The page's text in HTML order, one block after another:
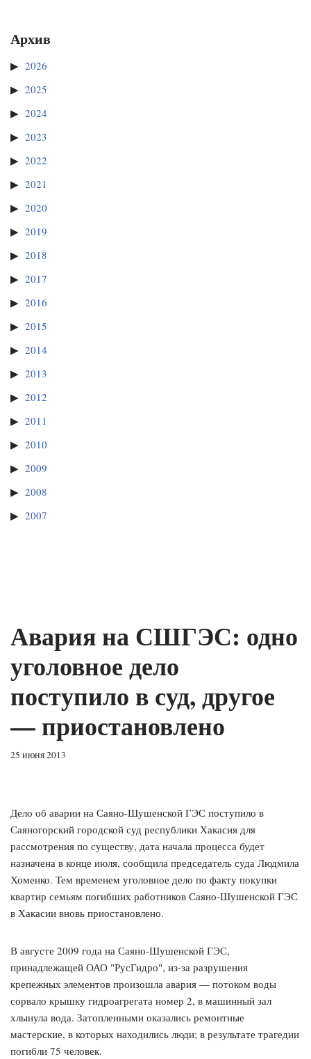
Архив
2026
2025
2024
2023
2022
2021
2020
2019
2018
2017
2016
2015
2014
2013
2012
2011
2010
2009
2008
2007
Авария на СШГЭС: одно
уголовное дело
поступило в суд, другое
— приостановлено
25 июня 2013
Дело об аварии на Саяно-Шушенской ГЭС поступило в
Саяногорский городской суд республики Хакасия для
рассмотрения по существу, дата начала процесса будет
назначена в конце июля, сообщила председатель суда Людмила
Хоменко. Тем временем уголовное дело по факту покупки
квартир семьям погибших работников Саяно-Шушенской ГЭС
в Хакасии вновь приостановлено.
В августе 2009 года на Саяно-Шушенской ГЭС,
принадлежащей ОАО "РусГидро", из-за разрушения
крепежных элементов произошла авария — потоком воды
сорвало крышку гидроагрегата номер 2, в машинный зал
хлынула вода. Затопленными оказались ремонтные
мастерские, в которых находились люди; в результате трагедии
погибли 75 человек.